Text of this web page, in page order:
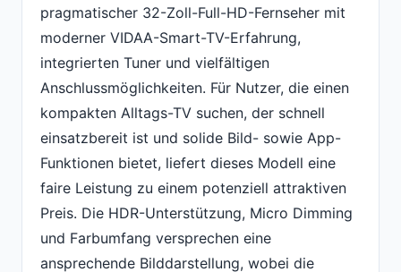
pragmatischer 32-Zoll-Full-HD-Fernseher mit
moderner VIDAA-Smart-TV-Erfahrung,
integrierten Tuner und vielfältigen
Anschlussmöglichkeiten. Für Nutzer, die einen
kompakten Alltags-TV suchen, der schnell
einsatzbereit ist und solide Bild- sowie App-
Funktionen bietet, liefert dieses Modell eine
faire Leistung zu einem potenziell attraktiven
Preis. Die HDR-Unterstützung, Micro Dimming
und Farbumfang versprechen eine
ansprechende Bilddarstellung, wobei die